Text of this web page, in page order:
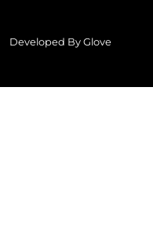
Developed By Glove